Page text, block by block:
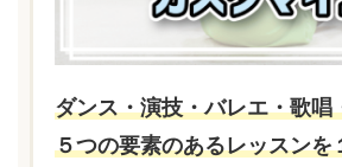
ダンス・演技・バレエ・歌唱
５つの要素のあるレッスンを